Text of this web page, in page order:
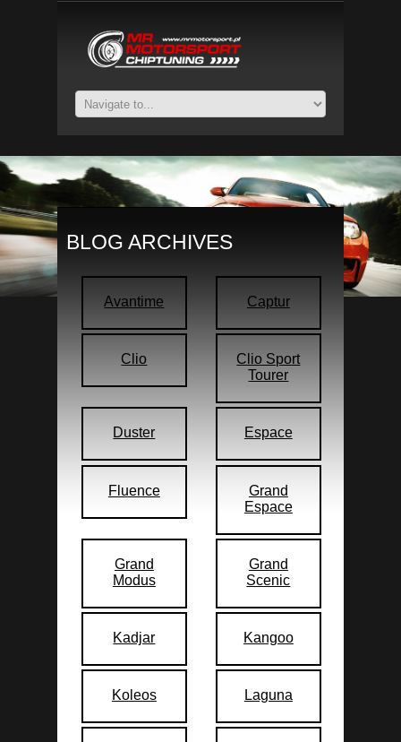
BLOG ARCHIVES
Avantime Captur
Clio
Clio Sport
Tourer
Duster Espace
Fluence
Grand
Espace
Grand
Modus
Grand
Scenic
Kadjar Kangoo
Koleos Laguna